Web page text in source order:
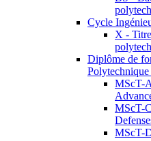
Cycle
X -
Diplôme de
MScT-
MScT-
MScT-